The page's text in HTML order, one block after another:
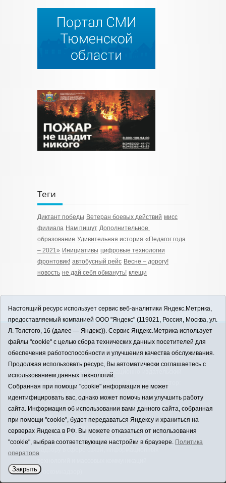
Теги
Диктант победы Ветеран боевых действий мисс
филиала Нам пишут Дополнительное
образование Удивительная история «Педагог года
– 2021» Инициативы цифровые технологии
фронтовик! автобусный рейс Весне – дорогу!
новость не дай себя обмануть! клещи
12+
ЗАВОДОУКОВСК online / Новости
Заводоуковского муниципального округа, 2026
Учредитель: АНО "Информационно-издательский
центр "Заводоуковские вести". Главный редактор:
E-mail:
zavest@obl72.ru
Тел.: 8 (34542) 2-10-33
Политика оператора
Регистрационный номер Эл № ФС 77-66397 от
14.07.2016г. выдан Федеральной службой по
(Роскомнадзор)
Настоящий ресурс использует сервис веб-аналитики Яндекс.Метрика,
предоставляемый компанией ООО "Яндекс" (119021, Россия, Москва, ул.
Л. Толстого, 16 (далее — Яндекс)). Сервис Яндекс.Метрика использует
файлы "cookie" с целью сбора технических данных посетителей для
обеспечения работоспособности и улучшения качества обслуживания.
Продолжая использовать ресурс, Вы автоматически соглашаетесь с
использованием данных технологий.
Собранная при помощи "cookie" информация не может
идентифицировать вас, однако может помочь нам улучшить работу
сайта. Информация об использовании вами данного сайта, собранная
при помощи "cookie", будет передаваться Яндексу и храниться на
серверах Яндекса в РФ. Вы можете отказаться от использования
"cookie", выбрав соответствующие настройки в браузере. Политика
оператора
Закрыть